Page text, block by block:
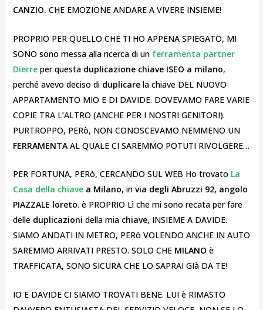
CANZIO. CHE EMOZIONE ANDARE A VIVERE INSIEME!
PROPRIO PER QUELLO CHE TI HO APPENA SPIEGATO, MI
SONO sono messa alla ricerca di un ferramenta partner
Dierre per questa duplicazione chiave ISEO a milano,
perché avevo deciso di duplicare la chiave DEL NUOVO
APPARTAMENTO MIO E DI DAVIDE. DOVEVAMO FARE VARIE
COPIE TRA L’ALTRO (ANCHE PER I NOSTRI GENITORI).
PURTROPPO, PERò, NON CONOSCEVAMO NEMMENO UN
FERRAMENTA AL QUALE CI SAREMMO POTUTI RIVOLGERE…
PER FORTUNA, PERò, CERCANDO SUL WEB Ho trovato La
Casa della chiave a Milano, invia degli Abruzzi 92, angolo
PIAZZALE loreto. è PROPRIO Lì che mi sono recata per fare
delle duplicazioni della mia chiave, INSIEME A DAVIDE.
SIAMO ANDATI IN METRO, PERò VOLENDO ANCHE IN AUTO
SAREMMO ARRIVATI PRESTO. SOLO CHE MILANO è
TRAFFICATA, SONO SICURA CHE LO SAPRAI GIà DA TE!
IO E DAVIDE CI SIAMO TROVATI BENE. LUI è RIMASTO